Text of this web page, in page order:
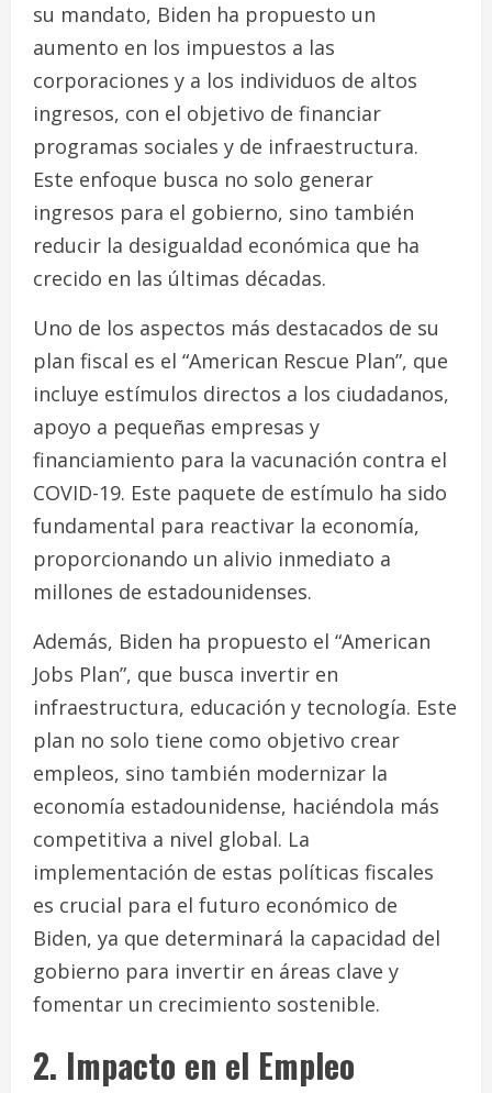
su mandato, Biden ha propuesto un
aumento en los impuestos a las
corporaciones y a los individuos de altos
ingresos, con el objetivo de financiar
programas sociales y de infraestructura.
Este enfoque busca no solo generar
ingresos para el gobierno, sino también
reducir la desigualdad económica que ha
crecido en las últimas décadas.
Uno de los aspectos más destacados de su
plan fiscal es el “American Rescue Plan”, que
incluye estímulos directos a los ciudadanos,
apoyo a pequeñas empresas y
financiamiento para la vacunación contra el
COVID-19. Este paquete de estímulo ha sido
fundamental para reactivar la economía,
proporcionando un alivio inmediato a
millones de estadounidenses.
Además, Biden ha propuesto el “American
Jobs Plan”, que busca invertir en
infraestructura, educación y tecnología. Este
plan no solo tiene como objetivo crear
empleos, sino también modernizar la
economía estadounidense, haciéndola más
competitiva a nivel global. La
implementación de estas políticas fiscales
es crucial para el futuro económico de
Biden, ya que determinará la capacidad del
gobierno para invertir en áreas clave y
fomentar un crecimiento sostenible.
2. Impacto en el Empleo